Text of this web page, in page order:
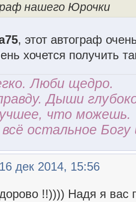
нашего Юрочки
, этот автограф
хочется получить
Люби щедро.
Дыши
что можешь.
остальное Богу
дек 2014, 15:56
!!)))) Надя я вас